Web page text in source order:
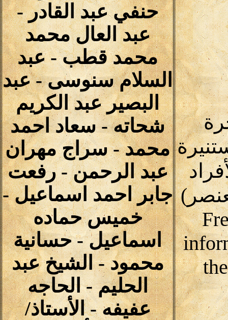
حنفي عبد القادر -
عبد العال محمد
محمد قطب - عبد
السلام سنوسى - عبد
البصير عبد الكريم
شحاته - سعاد احمد
محمد - سراج مهران
عبد الرحمن - رفعت
جابر احمد اسماعيل -
خميس حماده
اسماعيل - حسانية
محمود - الشيخ عبد
الحليم - الحاجه
عفيفه - الأستاذ/